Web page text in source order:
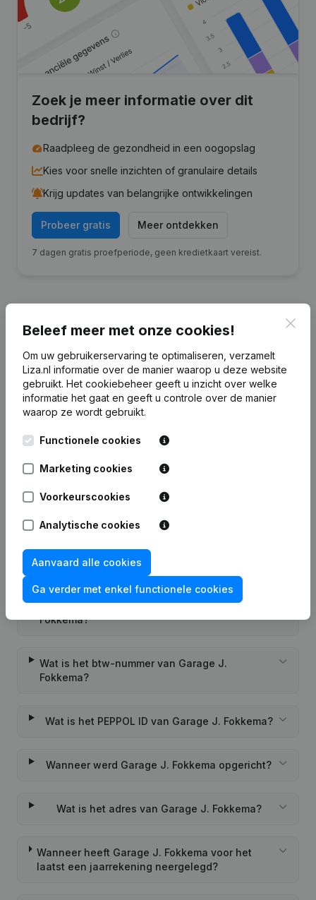
Zoek je meer informatie over dit
bedrijf?
Raadpleeg de gezondheid in een oogopslag
Kies voor snelle inzichten of granulaire details
Krijg updates van belangrijke ontwikkelingen
Probeer gratis Meer ontdekken
7 dagen gratis proefperiode, geen kredietkaart vereist.
Fokkema
2024 2023 2022
Eigen
vermogen
€-27.800 -27.700
Veelgestelde vragen
Wat is het KVK-nummer van Garage J.
Fokkema?
Wat is het btw-nummer van Garage J.
Fokkema?
Wat is het PEPPOL ID van Garage J. Fokkema?
Wanneer werd Garage J. Fokkema opgericht?
Wat is het adres van Garage J. Fokkema?
Wanneer heeft Garage J. Fokkema voor het
laatst een jaarrekening neergelegd?
Beleef meer met onze cookies!
Om uw gebruikerservaring te optimaliseren, verzamelt
Liza.nl informatie over de manier waarop u deze website
gebruikt. Het cookiebeheer geeft u inzicht over welke
informatie het gaat en geeft u controle over de manier
waarop ze wordt gebruikt.
Functionele cookies
Marketing cookies
Voorkeurscookies
Analytische cookies
Aanvaard alle cookies
Ga verder met enkel functionele cookies